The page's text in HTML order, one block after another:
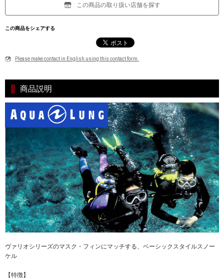
この商品の取り扱い店舗を探す
この商品をシェアする
Please make contact in English using this contact form.
商品説明
ヴァリオシリーズのマスク・フィンにマッチする、ベーシックスタイルスノー
ケル
【特徴】